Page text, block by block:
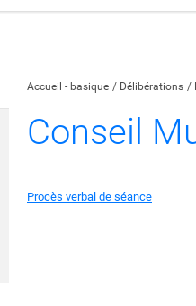
Accueil - basique Délibérations
Conseil
Procès verbal de séance